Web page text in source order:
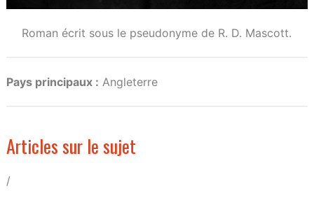
Roman écrit sous le pseudonyme de R. D. Mascott.
Pays principaux : Angleterre
Articles sur le sujet
/